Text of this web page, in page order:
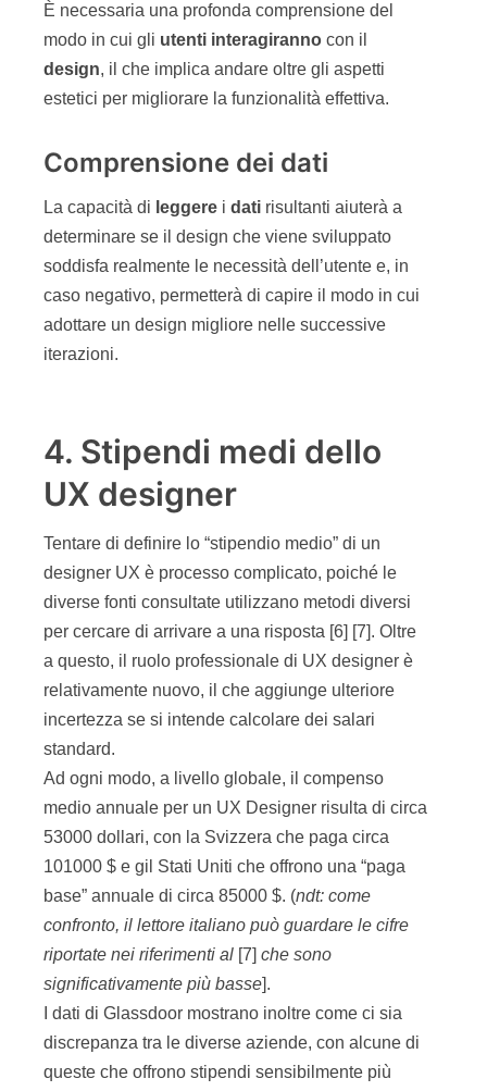
È necessaria una profonda comprensione del
modo in cui gli utenti interagiranno con il
design, il che implica andare oltre gli aspetti
estetici per migliorare la funzionalità effettiva.
Comprensione dei dati
La capacità di leggere i dati risultanti aiuterà a
determinare se il design che viene sviluppato
soddisfa realmente le necessità dell’utente e, in
caso negativo, permetterà di capire il modo in cui
adottare un design migliore nelle successive
iterazioni.
4. Stipendi medi dello
UX designer
Tentare di definire lo “stipendio medio” di un
designer UX è processo complicato, poiché le
diverse fonti consultate utilizzano metodi diversi
per cercare di arrivare a una risposta [6] [7]. Oltre
a questo, il ruolo professionale di UX designer è
relativamente nuovo, il che aggiunge ulteriore
incertezza se si intende calcolare dei salari
standard.
Ad ogni modo, a livello globale, il compenso
medio annuale per un UX Designer risulta di circa
53000 dollari, con la Svizzera che paga circa
101000 $ e gil Stati Uniti che offrono una “paga
base” annuale di circa 85000 $. (ndt: come
confronto, il lettore italiano può guardare le cifre
riportate nei riferimenti al [7] che sono
significativamente più basse].
I dati di Glassdoor mostrano inoltre come ci sia
discrepanza tra le diverse aziende, con alcune di
queste che offrono stipendi sensibilmente più